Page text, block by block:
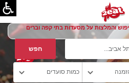
והמלצות על מסעדות בתי קפה וברים